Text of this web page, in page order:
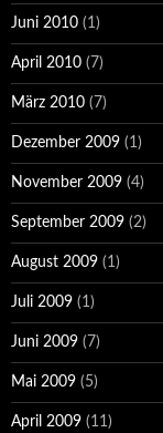
Juni 2010 (1)
April 2010 (7)
März 2010 (7)
Dezember 2009 (1)
November 2009 (4)
September 2009 (2)
August 2009 (1)
Juli 2009 (1)
Juni 2009 (7)
Mai 2009 (5)
April 2009 (11)